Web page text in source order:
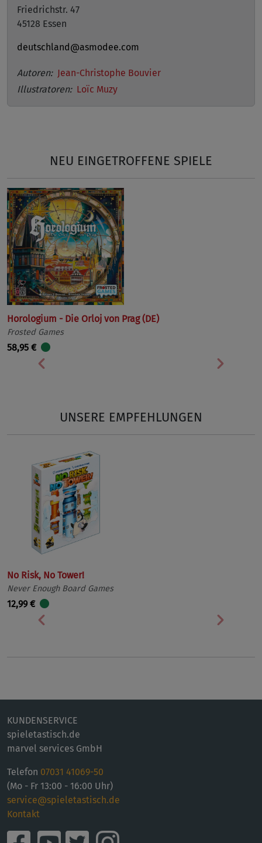
Friedrichstr. 47
45128 Essen
deutschland@asmodee.com
Autoren: Jean-Christophe Bouvier
Illustratoren: Loïc Muzy
NEU EINGETROFFENE SPIELE
Horologium - Die Orloj von Prag (DE)
Frosted Games
58,95 €
Vorherige
UNSERE EMPFEHLUNGEN
No Risk, No Tower!
Never Enough Board Games
12,99 €
Vorherige
KUNDENSERVICE
spieletastisch.de
marvel services GmbH
Telefon 07031 41069-50
(Mo - Fr 13:00 - 16:00 Uhr)
service@spieletastisch.de
Kontakt